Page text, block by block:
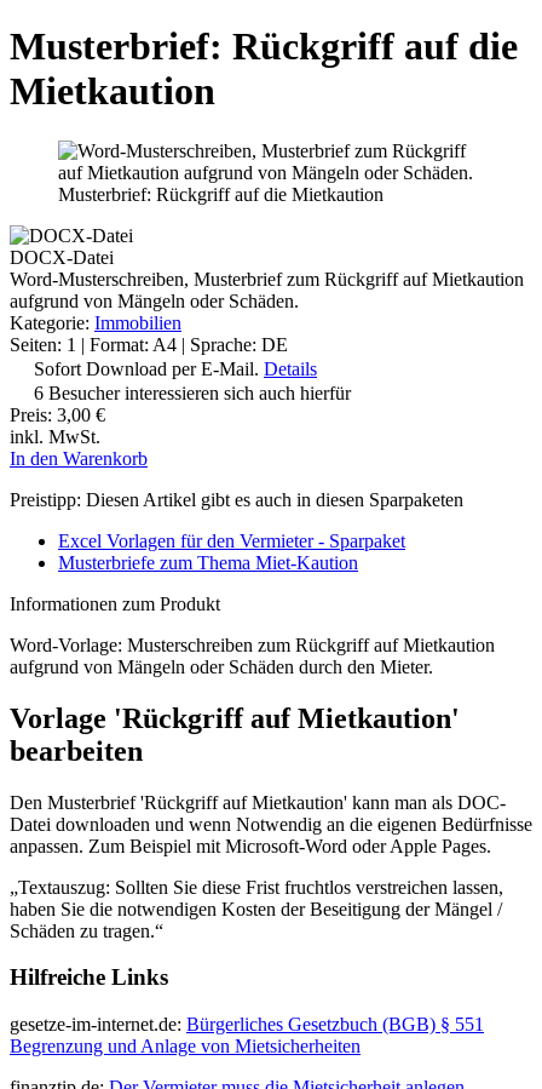
Musterbrief: Rückgriff auf die
Mietkaution
Musterbrief: Rückgriff auf die Mietkaution
DOCX-Datei
Word-Musterschreiben, Musterbrief zum Rückgriff auf Mietkaution
aufgrund von Mängeln oder Schäden.
Kategorie: Immobilien
Seiten: 1 | Format: A4 | Sprache: DE
Sofort Download per E-Mail. Details
6 Besucher interessieren sich auch hierfür
Preis: 3,00 €
inkl. MwSt.
In den Warenkorb
Preistipp: Diesen Artikel gibt es auch in diesen Sparpaketen
Excel Vorlagen für den Vermieter - Sparpaket
Musterbriefe zum Thema Miet-Kaution
Informationen zum Produkt
Word-Vorlage: Musterschreiben zum Rückgriff auf Mietkaution
aufgrund von Mängeln oder Schäden durch den Mieter.
Vorlage 'Rückgriff auf Mietkaution'
bearbeiten
Den Musterbrief 'Rückgriff auf Mietkaution' kann man als DOC-
Datei downloaden und wenn Notwendig an die eigenen Bedürfnisse
anpassen. Zum Beispiel mit Microsoft-Word oder Apple Pages.
Textauszug: Sollten Sie diese Frist fruchtlos verstreichen lassen,
haben Sie die notwendigen Kosten der Beseitigung der Mängel /
Schäden zu tragen.
Hilfreiche Links
gesetze-im-internet.de: Bürgerliches Gesetzbuch (BGB) § 551
Begrenzung und Anlage von Mietsicherheiten